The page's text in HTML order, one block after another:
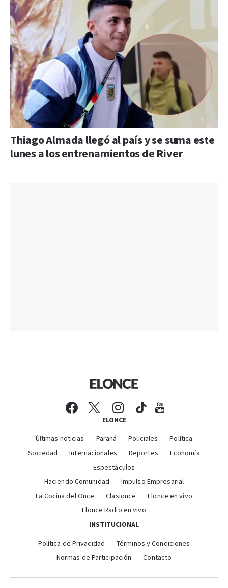
Thiago Almada llegó al país y se suma este
lunes a los entrenamientos de River
ELONCE
Últimas noticias Paraná Policiales
Política
Sociedad
Internacionales Deportes
Economía
Espectáculos
Haciendo Comunidad
Impulso Empresarial
La Cocina del Once
Clasionce
Elonce en vivo
Elonce Radio en vivo
INSTITUCIONAL
Política de Privacidad
Términos y Condiciones
Normas de Participación
Contacto